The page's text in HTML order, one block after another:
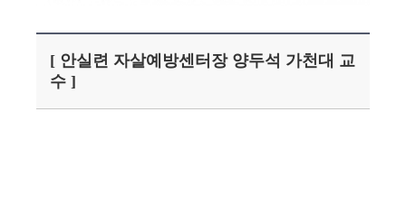
[ 안실련 자살예방센터장 양두석 가천대 교
수 ]